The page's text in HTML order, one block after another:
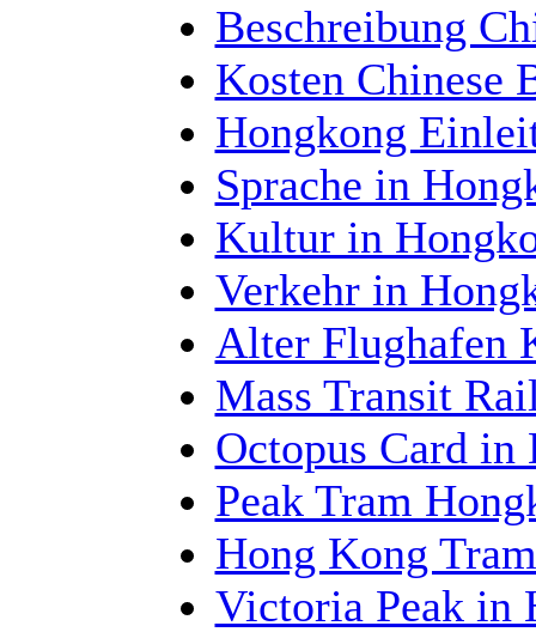
Beschreibung
Kosten Chinese
Hongkong
Sprache in
Kultur in
Verkehr in
Alter Flughafen
Mass Transit
Octopus Card in
Peak Tram
Hong Kong
Victoria Peak in